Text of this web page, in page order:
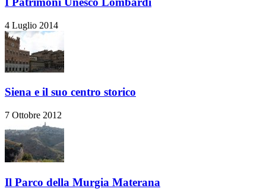
4 Luglio 2014
Siena e il suo centro storico
7 Ottobre 2012
Il Parco della Murgia Materana